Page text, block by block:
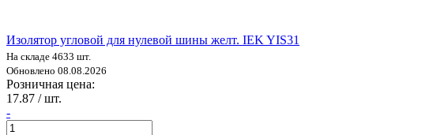
Изолятор угловой для нулевой шины желт. IEK YIS31
На складе 4633 шт.
Обновлено 08.08.2026
Розничная цена:
17.87 / шт.
-